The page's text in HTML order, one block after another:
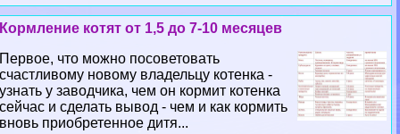
Кормление котят от 1,5 до 7-10 месяцев
Первое, что можно посоветовать
счастливому новому владельцу котенка -
узнать у заводчика, чем он кормит котенка
сейчас и сделать вывод - чем и как кормить
вновь приобретенное дитя...